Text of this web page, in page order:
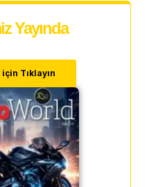
Yayında
Tıklayın